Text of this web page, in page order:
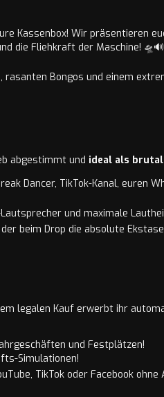
Kassenbox! Wir präsentieren
die Fliehkraft der Maschine!
Bongos und einem
abgestimmt und ideal als
Dancer, TikTok-Kanal, euren
und maximale
beim Drop die absolute
legalen Kauf erwerbt ihr
und Festplätzen!
Simulationen!
TikTok oder Facebook ohne